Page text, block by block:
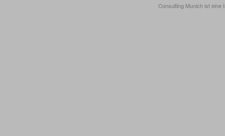
Consulting Munich ist eine